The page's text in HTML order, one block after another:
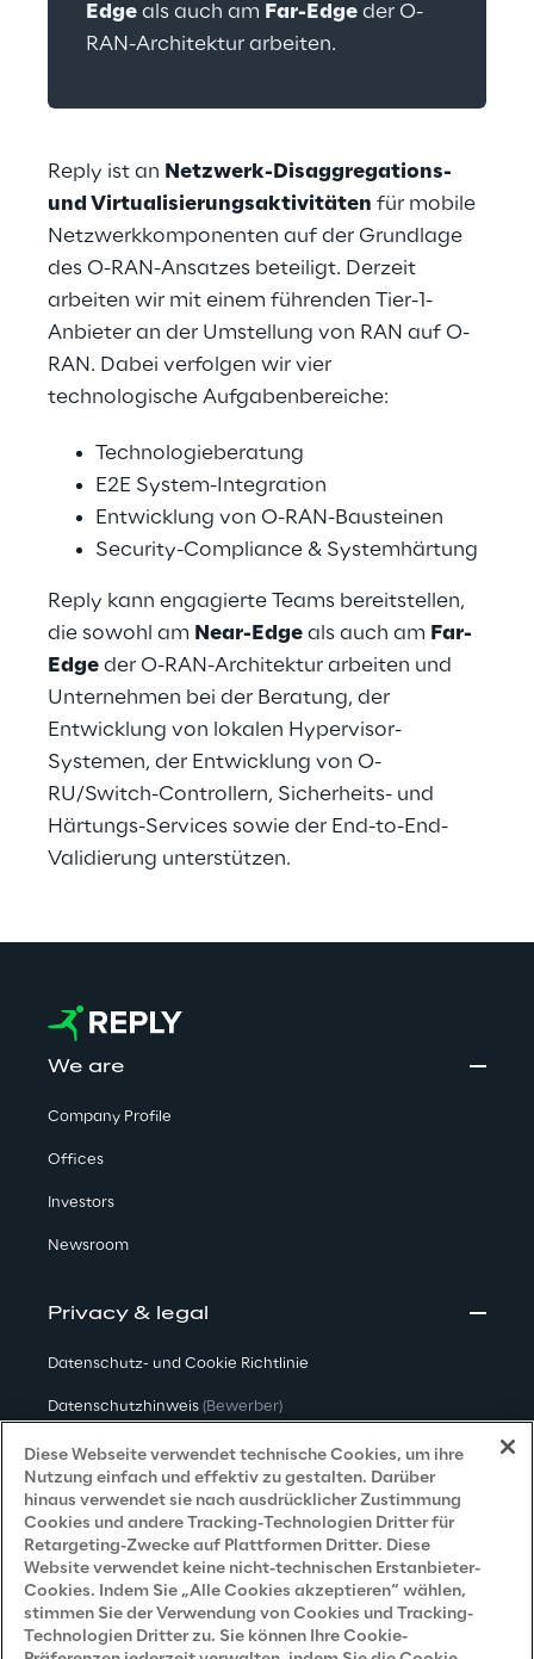
Edge als auch am Far-Edge der O-
RAN-Architektur arbeiten.
Reply ist an Netzwerk-Disaggregations-
und Virtualisierungsaktivitäten für mobile
Netzwerkkomponenten auf der Grundlage
des O-RAN-Ansatzes beteiligt. Derzeit
arbeiten wir mit einem führenden Tier-1-
Anbieter an der Umstellung von RAN auf O-
RAN. Dabei verfolgen wir vier
technologische Aufgabenbereiche:
Technologieberatung
E2E System-Integration
Entwicklung von O-RAN-Bausteinen
Security-Compliance & Systemhärtung
Reply kann engagierte Teams bereitstellen,
die sowohl am Near-Edge als auch am Far-
Edge der O-RAN-Architektur arbeiten und
Unternehmen bei der Beratung, der
Entwicklung von lokalen Hypervisor-
Systemen, der Entwicklung von O-
RU/Switch-Controllern, Sicherheits- und
Härtungs-Services sowie der End-to-End-
Validierung unterstützen.
We are
Company Profile
Offices
Investors
Newsroom
Privacy & legal
Datenschutz- und Cookie Richtlinie
Datenschutzhinweis (Bewerber)
Datenschutzhinweis(Kunden)
Datenschutzhinweis (Dienstleister)
Datenschutzhinweis (Marketing)
Grundsatzerklärung - LKSG(Deutschland)
Accessibility Statement
Diese Webseite verwendet technische Cookies, um ihre
Nutzung einfach und effektiv zu gestalten. Darüber
hinaus verwendet sie nach ausdrücklicher Zustimmung
Cookies und andere Tracking-Technologien Dritter für
Retargeting-Zwecke auf Plattformen Dritter. Diese
Website verwendet keine nicht-technischen Erstanbieter-
Cookies. Indem Sie „Alle Cookies akzeptieren“ wählen,
stimmen Sie der Verwendung von Cookies und Tracking-
Technologien Dritter zu. Sie können Ihre Cookie-